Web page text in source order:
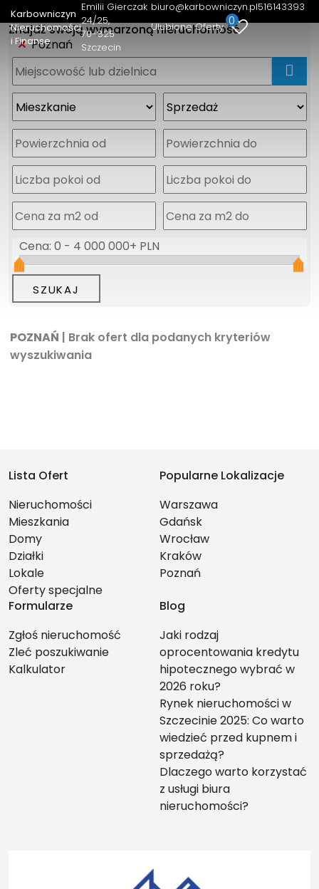
Karbowniczyn
Nieruchomości
i Finanse
Emilii Gierczak
24/25
70-825
Szczecin
biuro@karbowniczyn.pl516143393
Ulubione Oferty 0
Znajdź swoją wymarzoną nieruchomość
Poznań
Cena: 0 - 4 000 000+ PLN
POZNAŃ | Brak ofert dla podanych kryteriów
wyszukiwania
Lista Ofert
Nieruchomości
Mieszkania
Domy
Działki
Lokale
Oferty specjalne
Popularne Lokalizacje
Warszawa
Gdańsk
Wrocław
Kraków
Poznań
Formularze
Zgłoś nieruchomość
Zleć poszukiwanie
Kalkulator
Blog
Jaki rodzaj
oprocentowania kredytu
hipotecznego wybrać w
2026 roku?
Rynek nieruchomości w
Szczecinie 2025: Co warto
wiedzieć przed kupnem i
sprzedażą?
Dlaczego warto korzystać
z usługi biura
nieruchomości?